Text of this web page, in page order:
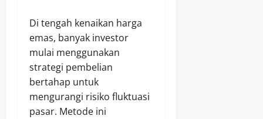
Di tengah kenaikan harga
emas, banyak investor
mulai menggunakan
strategi pembelian
bertahap untuk
mengurangi risiko fluktuasi
pasar. Metode ini